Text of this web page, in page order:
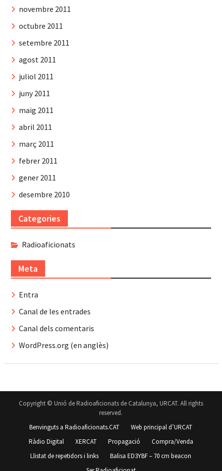
novembre 2011
octubre 2011
setembre 2011
agost 2011
juliol 2011
juny 2011
maig 2011
abril 2011
març 2011
febrer 2011
gener 2011
desembre 2010
Categories
Radioaficionats
Meta
Entra
Canal de les entrades
Canal dels comentaris
WordPress.org (en anglès)
Copyright © Unió de Radioaficionats de Catalunya, URCAT. All rights
reserved.
Benvinguts a Radioaficionats.CAT
Web principal d’URCAT
Ràdio Digital
XERCAT Propagació
Compra/Venda
Llistat de repetidors i links
Balisa ED3YBF – 70 cm beacon